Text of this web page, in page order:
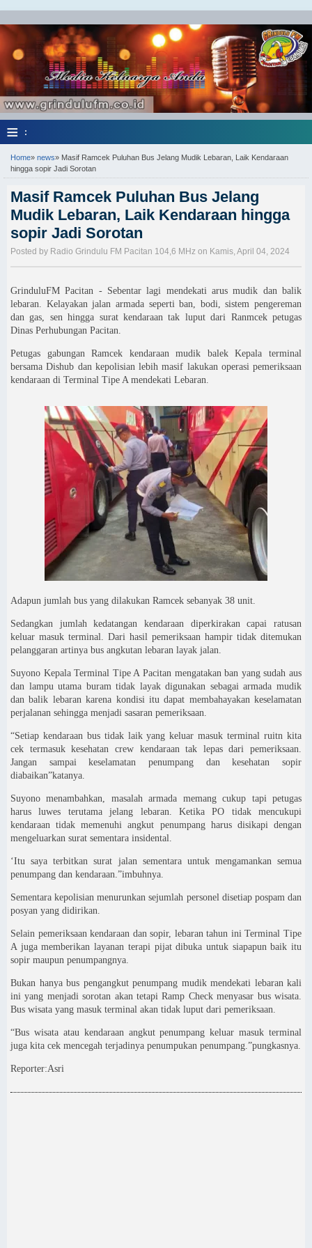
≡ :
Home» news» Masif Ramcek Puluhan Bus Jelang Mudik Lebaran, Laik Kendaraan
hingga sopir Jadi Sorotan
Masif Ramcek Puluhan Bus Jelang
Mudik Lebaran, Laik Kendaraan hingga
sopir Jadi Sorotan
Posted by Radio Grindulu FM Pacitan 104,6 MHz on Kamis, April 04, 2024
GrinduluFM Pacitan - Sebentar lagi mendekati arus mudik dan balik
lebaran. Kelayakan jalan armada seperti ban, bodi, sistem pengereman
dan gas, sen hingga surat kendaraan tak luput dari Ranmcek petugas
Dinas Perhubungan Pacitan.
Petugas gabungan Ramcek kendaraan mudik balek Kepala terminal
bersama Dishub dan kepolisian lebih masif lakukan operasi pemeriksaan
kendaraan di Terminal Tipe A mendekati Lebaran.
Adapun jumlah bus yang dilakukan Ramcek sebanyak 38 unit.
Sedangkan jumlah kedatangan kendaraan diperkirakan capai ratusan
keluar masuk terminal. Dari hasil pemeriksaan hampir tidak ditemukan
pelanggaran artinya bus angkutan lebaran layak jalan.
Suyono Kepala Terminal Tipe A Pacitan mengatakan ban yang sudah aus
dan lampu utama buram tidak layak digunakan sebagai armada mudik
dan balik lebaran karena kondisi itu dapat membahayakan keselamatan
perjalanan sehingga menjadi sasaran pemeriksaan.
“Setiap kendaraan bus tidak laik yang keluar masuk terminal ruitn kita
cek termasuk kesehatan crew kendaraan tak lepas dari pemeriksaan.
Jangan sampai keselamatan penumpang dan kesehatan sopir
diabaikan”katanya.
Suyono menambahkan, masalah armada memang cukup tapi petugas
harus luwes terutama jelang lebaran. Ketika PO tidak mencukupi
kendaraan tidak memenuhi angkut penumpang harus disikapi dengan
mengeluarkan surat sementara insidental.
‘Itu saya terbitkan surat jalan sementara untuk mengamankan semua
penumpang dan kendaraan.”imbuhnya.
Sementara kepolisian menurunkan sejumlah personel disetiap pospam dan
posyan yang didirikan.
Selain pemeriksaan kendaraan dan sopir, lebaran tahun ini Terminal Tipe
A juga memberikan layanan terapi pijat dibuka untuk siapapun baik itu
sopir maupun penumpangnya.
Bukan hanya bus pengangkut penumpang mudik mendekati lebaran kali
ini yang menjadi sorotan akan tetapi Ramp Check menyasar bus wisata.
Bus wisata yang masuk terminal akan tidak luput dari pemeriksaan.
“Bus wisata atau kendaraan angkut penumpang keluar masuk terminal
juga kita cek mencegah terjadinya penumpukan penumpang.”pungkasnya.
Reporter:Asri